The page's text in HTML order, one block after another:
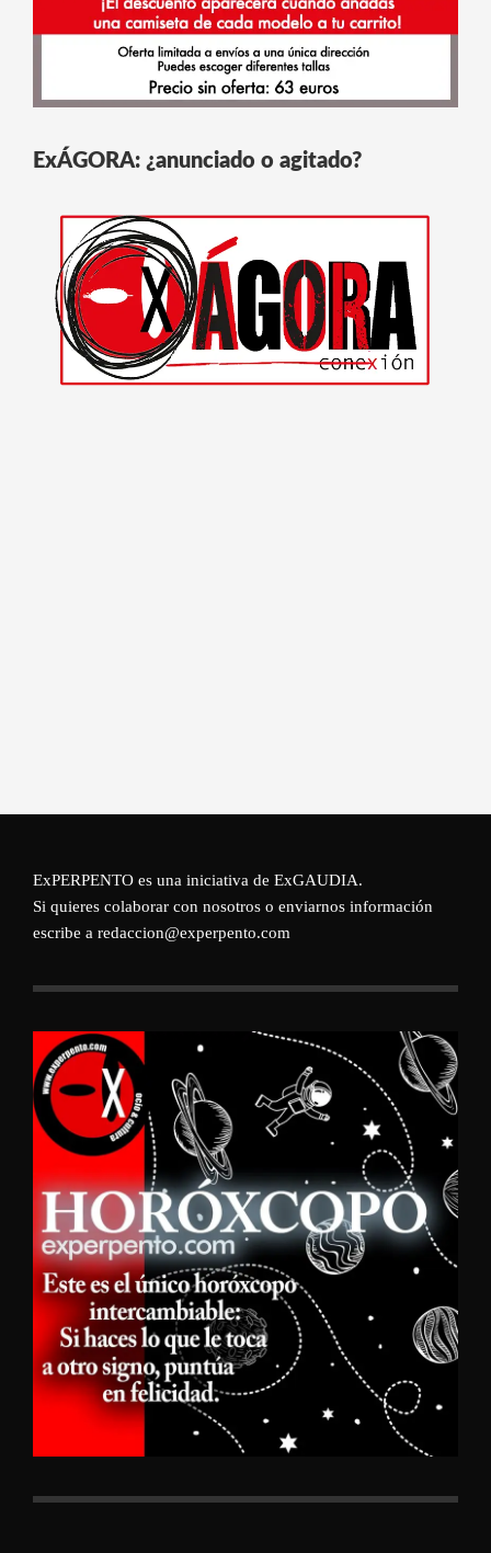
ExÁGORA: ¿anunciado o agitado?
ExPERPENTO es una iniciativa de ExGAUDIA.
Si quieres colaborar con nosotros o enviarnos información
escribe a redaccion@experpento.com